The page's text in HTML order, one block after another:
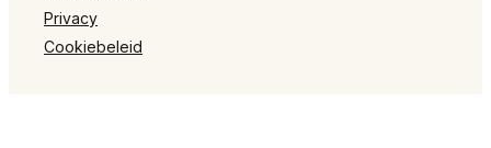
Privacy
Cookiebeleid